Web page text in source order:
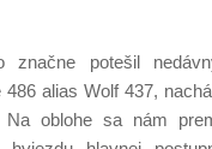
značne potešil
alias Wolf 437,
oblohe sa nám